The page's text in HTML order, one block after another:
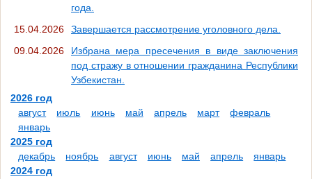
года.
15.04.2026
Завершается рассмотрение уголовного дела.
09.04.2026
Избрана мера пресечения в виде заключения
под стражу в отношении гражданина Республики
Узбекистан.
2026 год
август
июль июнь май апрель март
февраль
январь
2025 год
декабрь
ноябрь август июнь май апрель
январь
2024 год